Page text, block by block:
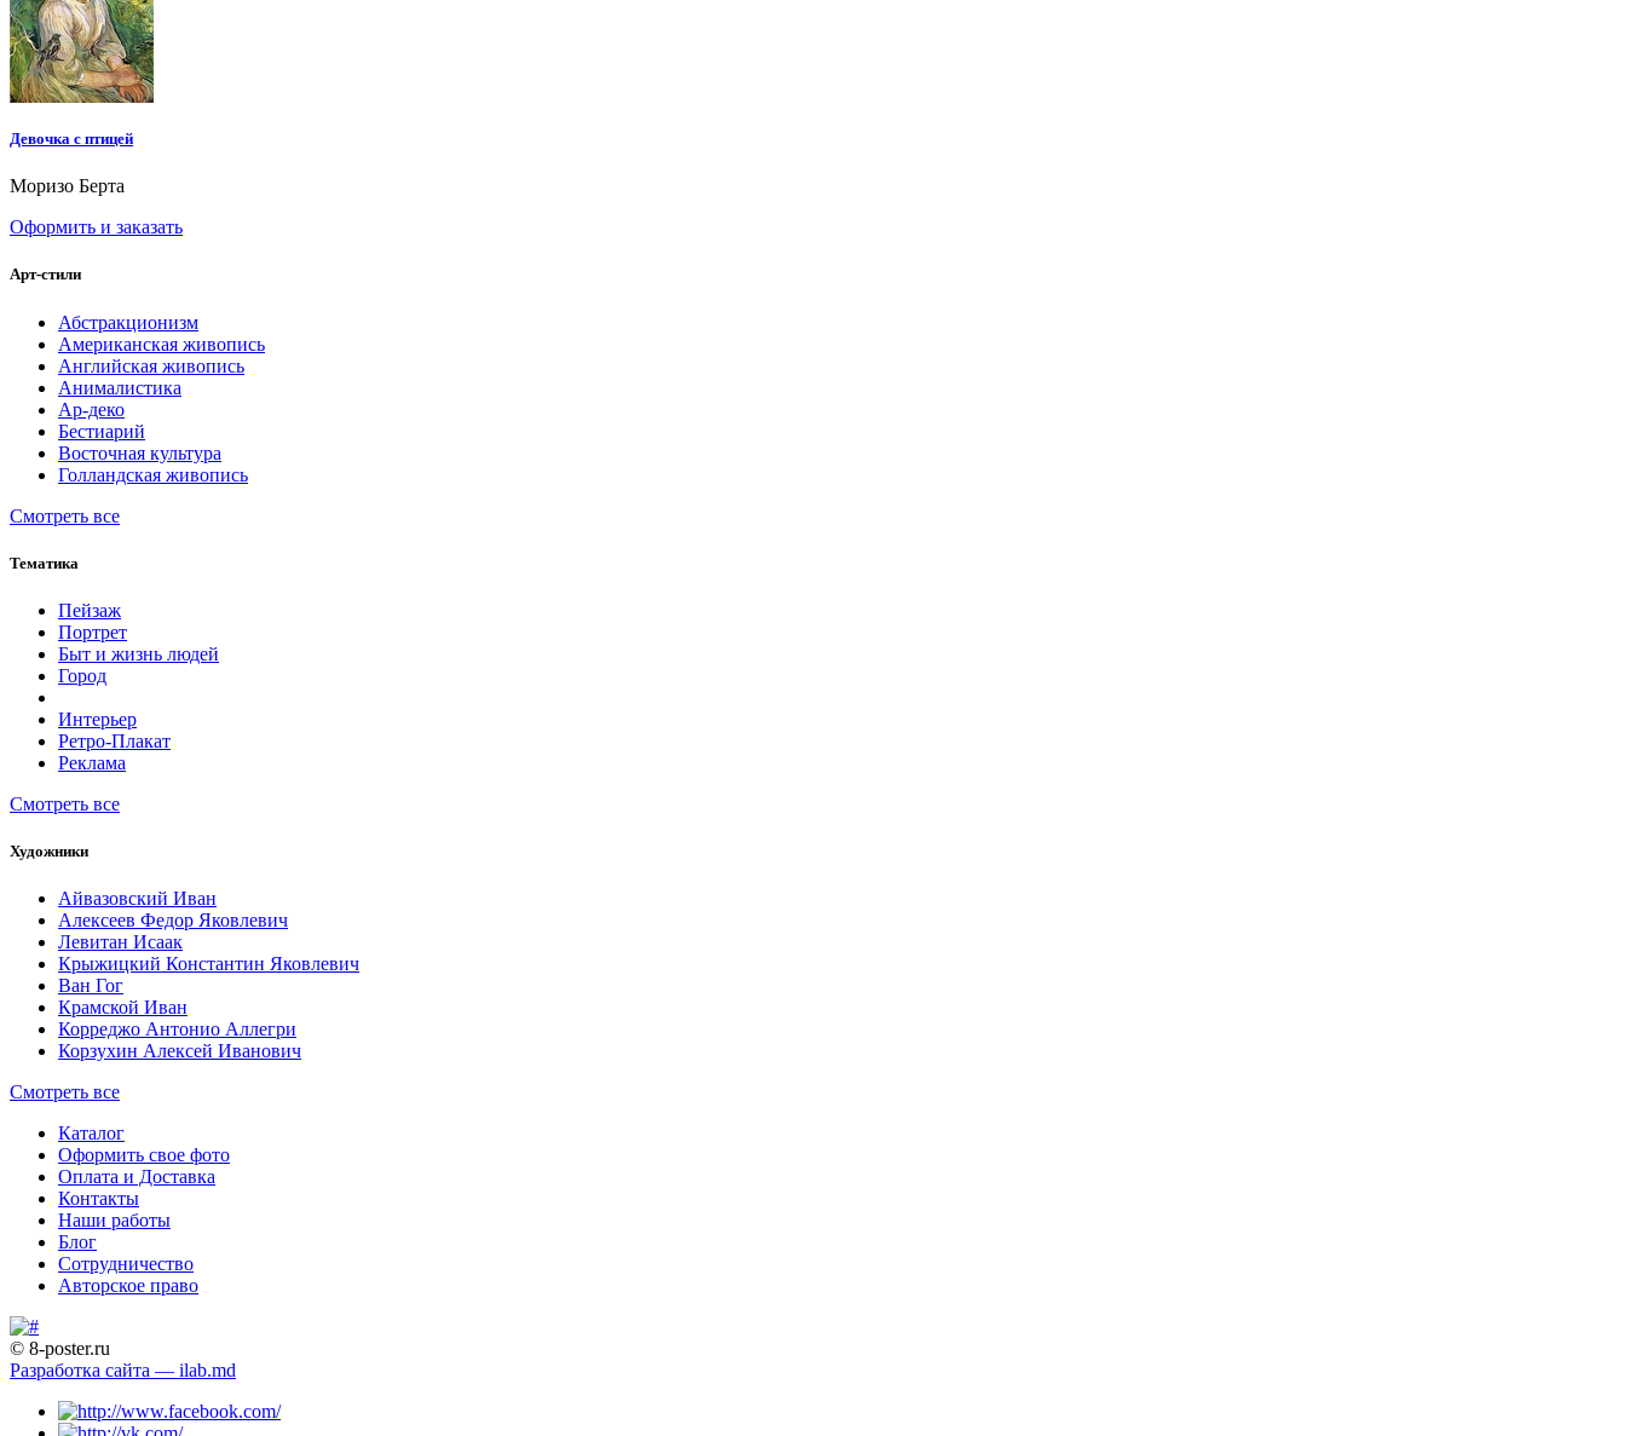
Девочка с птицей
Моризо Берта
Оформить и заказать
Арт-стили
Абстракционизм
Американская живопись
Английская живопись
Анималистика
Ар-деко
Бестиарий
Восточная культура
Голландская живопись
Смотреть все
Тематика
Пейзаж
Портрет
Быт и жизнь людей
Город
Интерьер
Ретро-Плакат
Реклама
Смотреть все
Художники
Айвазовский Иван
Алексеев Федор Яковлевич
Левитан Исаак
Крыжицкий Константин Яковлевич
Ван Гог
Крамской Иван
Корреджо Антонио Аллегри
Корзухин Алексей Иванович
Смотреть все
Каталог
Оформить свое фото
Оплата и Доставка
Контакты
Наши работы
Блог
Сотрудничество
Авторское право
© 8-poster.ru
Разработка сайта — ilab.md